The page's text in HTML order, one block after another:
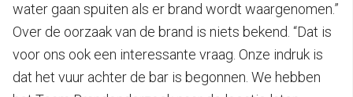
water gaan spuiten als er brand wordt waargenomen.”
Over de oorzaak van de brand is niets bekend. “Dat is
voor ons ook een interessante vraag. Onze indruk is
dat het vuur achter de bar is begonnen. We hebben